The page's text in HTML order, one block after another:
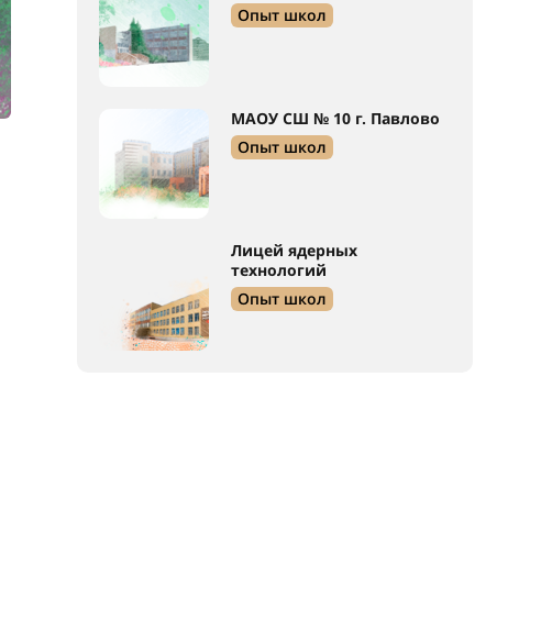
Опыт школ
МАОУ СШ № 10 г. Павлово
Опыт школ
Лицей ядерных
технологий
Опыт школ